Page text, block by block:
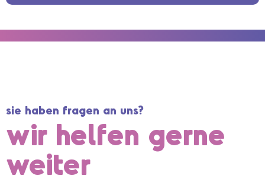
sie haben fragen an uns?
wir helfen gerne
weiter